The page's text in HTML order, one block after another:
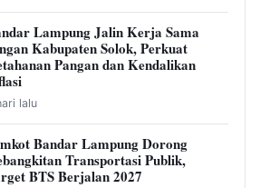
Lampung Jalin Kerja Sama
Kabupaten Solok, Perkuat
Pangan dan Kendalikan
lalu
Bandar Lampung Dorong
Transportasi Publik,
BTS Berjalan 2027